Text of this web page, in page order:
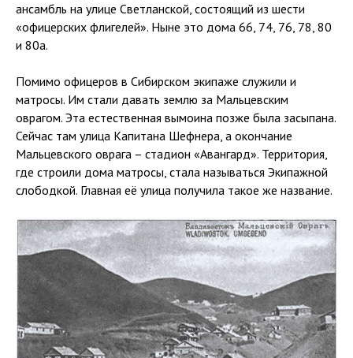
ансамбль на улице Светланской, состоящий из шести
«офицерских флигелей». Ныне это дома 66, 74, 76, 78, 80
и 80а.
Помимо офицеров в Сибирском экипаже служили и
матросы. Им стали давать землю за Мальцевским
оврагом. Эта естественная вымоина позже была засыпана.
Сейчас там улица Капитана Шефнера, а окончание
Мальцевского оврага – стадион «Авангард». Территория,
где строили дома матросы, стала называться Экипажной
слободкой. Главная её улица получила такое же название.